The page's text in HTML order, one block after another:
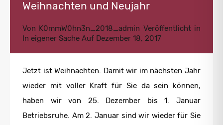
Weihnachten und Neujahr
Von K0mmW0hn3n_2018_admin Veröffentlicht in
In eigener Sache Auf Dezember 18, 2017
Jetzt ist Weihnachten. Damit wir im nächsten Jahr
wieder mit voller Kraft für Sie da sein können,
haben wir von 25. Dezember bis 1. Januar
Betriebsruhe. Am 2. Januar sind wir wieder für Sie